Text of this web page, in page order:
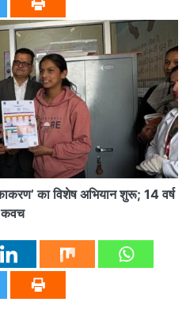
का विशेष अभियान शुरू; 14 वर्ष
कवच